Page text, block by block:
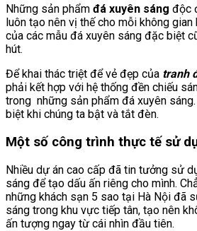
Những sản phẩm đá xuyên sáng độc
luôn tạo nên vị thế cho mỗi không gian
của các mẫu đá xuyên sáng đặc biệt
hút.
Để khai thác triệt để vẻ đẹp của tranh
phải kết hợp với hệ thống đền chiếu
trong những sản phẩm đá xuyên
biệt khi chúng ta bật và tắt đèn.
Một số công trình thực tế sử
Nhiều dự án cao cấp đã tin tưởng sử
sáng để tạo dấu ấn riêng cho mình.
những khách sạn 5 sao tại Hà Nội đã
sáng trong khu vực tiếp tân, tạo nên
ấn tượng ngay từ cái nhìn đầu tiên.